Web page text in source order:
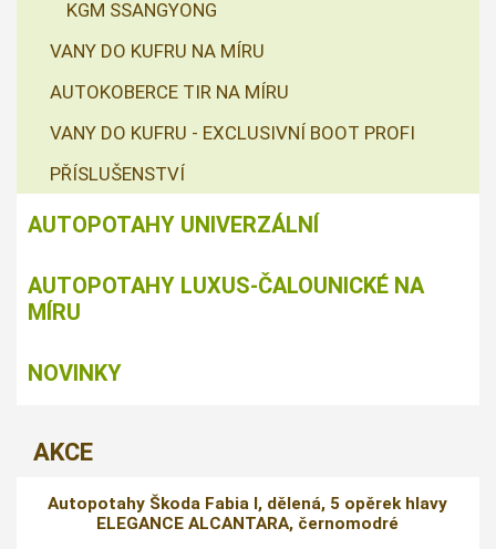
KGM SSANGYONG
VANY DO KUFRU NA MÍRU
AUTOKOBERCE TIR NA MÍRU
VANY DO KUFRU - EXCLUSIVNÍ BOOT PROFI
PŘÍSLUŠENSTVÍ
AUTOPOTAHY UNIVERZÁLNÍ
AUTOPOTAHY LUXUS-ČALOUNICKÉ NA
MÍRU
NOVINKY
AKCE
Autopotahy Škoda Fabia I, dělená, 5 opěrek hlavy
ELEGANCE ALCANTARA, černomodré